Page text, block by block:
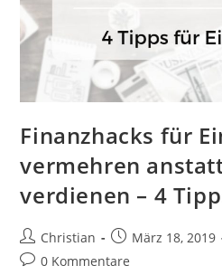
Finanzhacks für
vermehren
verdienen – 4
Beitrags-
Autor:
Christian
Beitrag
veröffentlicht:
März 18, 2019
Beitrags-
0 Kommentare